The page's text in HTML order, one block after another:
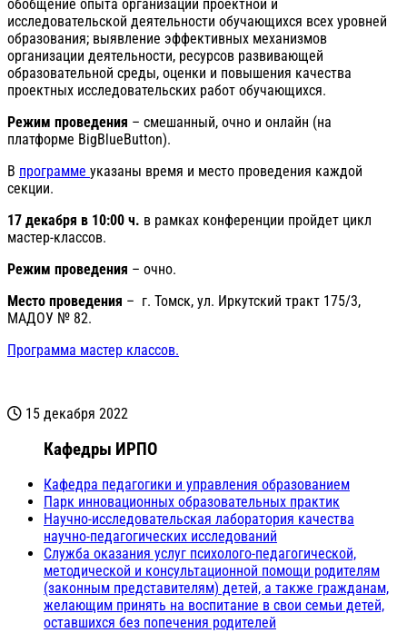
обобщение опыта организации проектной и
исследовательской деятельности обучающихся всех уровней
образования; выявление эффективных механизмов
организации деятельности, ресурсов развивающей
образовательной среды, оценки и повышения качества
проектных исследовательских работ обучающихся.
Режим проведения – смешанный, очно и онлайн (на
платформе BigBlueButton).
В программе указаны время и место проведения каждой
секции.
17 декабря в 10:00 ч. в рамках конференции пройдет цикл
мастер-классов.
Режим проведения – очно.
Место проведения – г. Томск, ул. Иркутский тракт 175/3,
МАДОУ № 82.
Программа мастер классов.
15 декабря 2022
Кафедры ИРПО
Кафедра педагогики и управления образованием
Парк инновационных образовательных практик
Научно-исследовательская лаборатория качества
научно-педагогических исследований
Служба оказания услуг психолого-педагогической,
методической и консультационной помощи родителям
(законным представителям) детей, а также гражданам,
желающим принять на воспитание в свои семьи детей,
оставшихся без попечения родителей